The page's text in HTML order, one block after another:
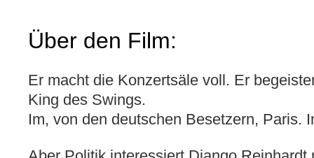
Über den Film:
Er macht die Konzertsäle voll. Er
King des Swings.
Im, von den deutschen Besetzern, Paris.